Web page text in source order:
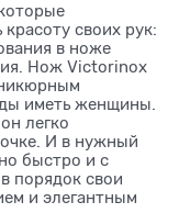
своих рук:
в ноже
Нож Victorinox
иметь женщины.
легко
И в нужный
быстро и с
порядок свои
и элегантным